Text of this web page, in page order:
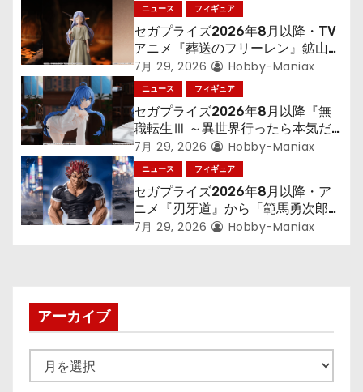
シ
ョ
ン
ニュース フィギュア
セガプライズ2026年8月以降・TV
アニメ『葬送のフリーレン』鉱山で
300年働くことになっっちゃった
「フリーレン」を立体化！
7月 29, 2026 Hobby-Maniax
ニュース フィギュア
セガプライズ2026年8月以降『無
職転生Ⅲ ～異世界行ったら本気だ
す～』から「ロキシー」のフィギュ
アが登場！
7月 29, 2026 Hobby-Maniax
ニュース フィギュア
セガプライズ2026年8月以降・ア
ニメ『刃牙道』から「範馬勇次郎」
が登場ッッ!!
7月 29, 2026 Hobby-Maniax
アーカイブ
ー